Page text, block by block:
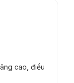
cao, điều